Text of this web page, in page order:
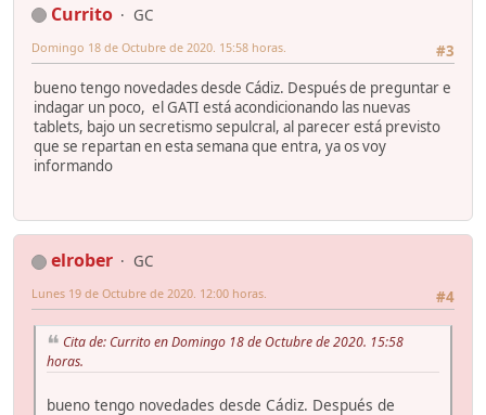
Currito
GC
#3
Domingo 18 de Octubre de 2020. 15:58 horas.
bueno tengo novedades desde Cádiz. Después de preguntar e
indagar un poco, el GATI está acondicionando las nuevas
tablets, bajo un secretismo sepulcral, al parecer está previsto
que se repartan en esta semana que entra, ya os voy
informando
elrober
GC
#4
Lunes 19 de Octubre de 2020. 12:00 horas.
Cita de: Currito en Domingo 18 de Octubre de 2020. 15:58
horas.
bueno tengo novedades desde Cádiz. Después de